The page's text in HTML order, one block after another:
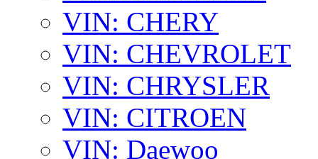
VIN: CHERY
VIN: CHEVROLET
VIN: CHRYSLER
VIN: CITROEN
VIN: Daewoo